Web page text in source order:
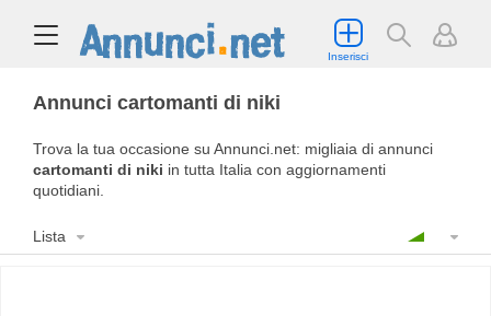
Inserisci
Annunci cartomanti di niki
Trova la tua occasione su Annunci.net: migliaia di annunci
cartomanti di niki in tutta Italia con aggiornamenti
quotidiani.
Lista